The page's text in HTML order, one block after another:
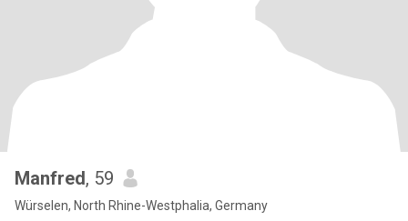
Manfred, 59
Würselen, North Rhine-Westphalia, Germany